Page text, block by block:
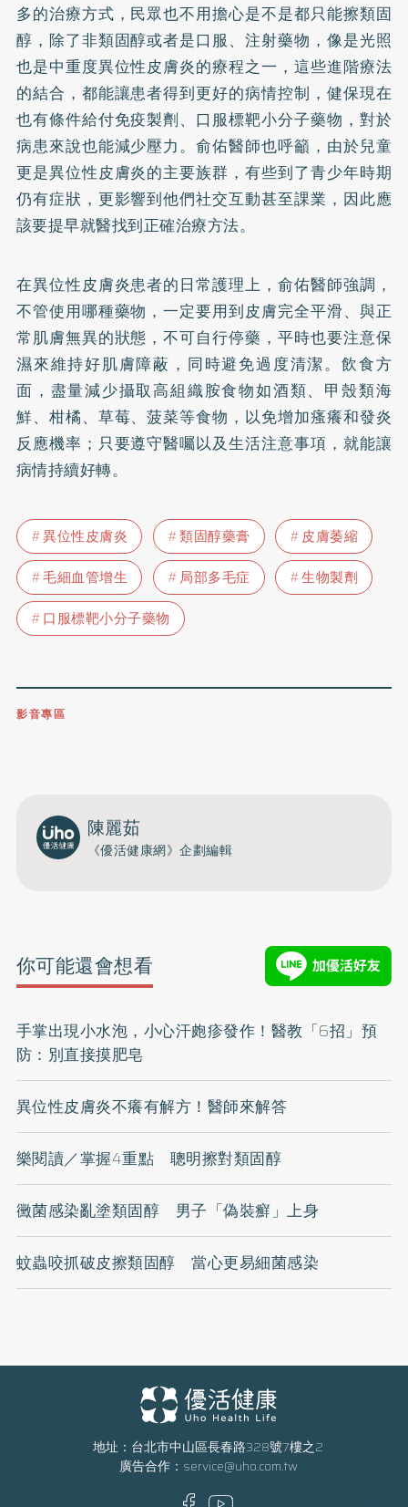
多的治療方式，民眾也不用擔心是不是都只能擦類固
醇，除了非類固醇或者是口服、注射藥物，像是光照
也是中重度異位性皮膚炎的療程之一，這些進階療法
的結合，都能讓患者得到更好的病情控制，健保現在
也有條件給付免疫製劑、口服標靶小分子藥物，對於
病患來說也能減少壓力。俞佑醫師也呼籲，由於兒童
更是異位性皮膚炎的主要族群，有些到了青少年時期
仍有症狀，更影響到他們社交互動甚至課業，因此應
該要提早就醫找到正確治療方法。
在異位性皮膚炎患者的日常護理上，俞佑醫師強調，
不管使用哪種藥物，一定要用到皮膚完全平滑、與正
常肌膚無異的狀態，不可自行停藥，平時也要注意保
濕來維持好肌膚障蔽，同時避免過度清潔。飲食方
面，盡量減少攝取高組織胺食物如酒類、甲殼類海
鮮、柑橘、草莓、菠菜等食物，以免增加瘙癢和發炎
反應機率；只要遵守醫囑以及生活注意事項，就能讓
病情持續好轉。
異位性皮膚炎 類固醇藥膏
皮膚萎縮
毛細血管增生
局部多毛症
生物製劑
口服標靶小分子藥物
影音專區
陳麗茹
《優活健康網》企劃編輯
你可能還會想看
手掌出現小水泡，小心汗皰疹發作！醫教「6招」預
防：別直接摸肥皂
異位性皮膚炎不癢有解方！醫師來解答
樂閱讀／掌握4重點 聰明擦對類固醇
黴菌感染亂塗類固醇 男子「偽裝癬」上身
蚊蟲咬抓破皮擦類固醇 當心更易細菌感染
地址：台北市中山區長春路328號7樓之2
廣告合作： service@uho.com.tw